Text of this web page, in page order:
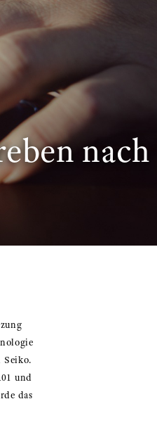
nach
Seiko.
und
das